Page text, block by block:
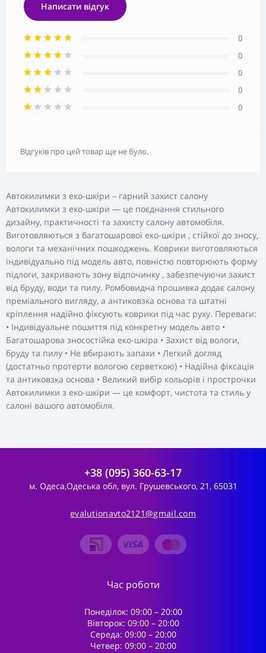
Автокилимки з еко-шкіри – гарний захист салону
Автокилимки з еко-шкіри — це поєднання стильного
дизайну, практичності та захисту салону автомобіля.
Виготовляються з багатошарової еко-шкіри , стійкої до зносу,
вологи та механічних пошкоджень. Коврики виготовляються
індивідуально під модель авто, повністю повторюють форму
підлоги, закривають зону відпочинку , забезпечуючи захист
від бруду, води та пилу. Ромбовидна прошивка додає салону
преміального вигляду, а антиковзка основа та штатні
кріплення надійно фіксують коврики під час руху. Переваги:
• Індивідуальне пошиття під конкретну модель авто •
Багатошарова зносостійка еко-шкіра • Захист від вологи,
бруду та пилу • Не вбирають запахи • Легкий догляд
(достатньо протерти вологою серветкою) • Надійна фіксація
та антиковзка основа • Великий вибір кольорів і прострочки
Автокилимки з еко-шкіри — це комфорт, чистота та стиль у
салоні вашого автомобіля.
Написати відгук
0
0
0
0
0
Відгуків про цей товар ще не було.
+38 (095) 360-63-17
м. Одеса,Одеська обл, вул. Грушевського, 21, 65031
evalutionavto2121@gmail.com
Час роботи
Понеділок: 09:00 – 20:00
Вівторок: 09:00 – 20:00
Середа: 09:00 – 20:00
Четвер: 09:00 – 20:00